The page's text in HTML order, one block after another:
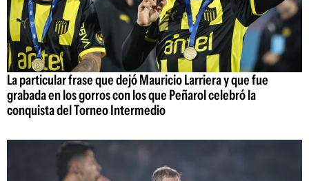
La particular frase que dejó Mauricio Larriera y que fue
grabada en los gorros con los que Peñarol celebró la
conquista del Torneo Intermedio